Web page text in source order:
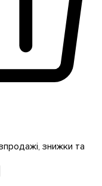
знижки та